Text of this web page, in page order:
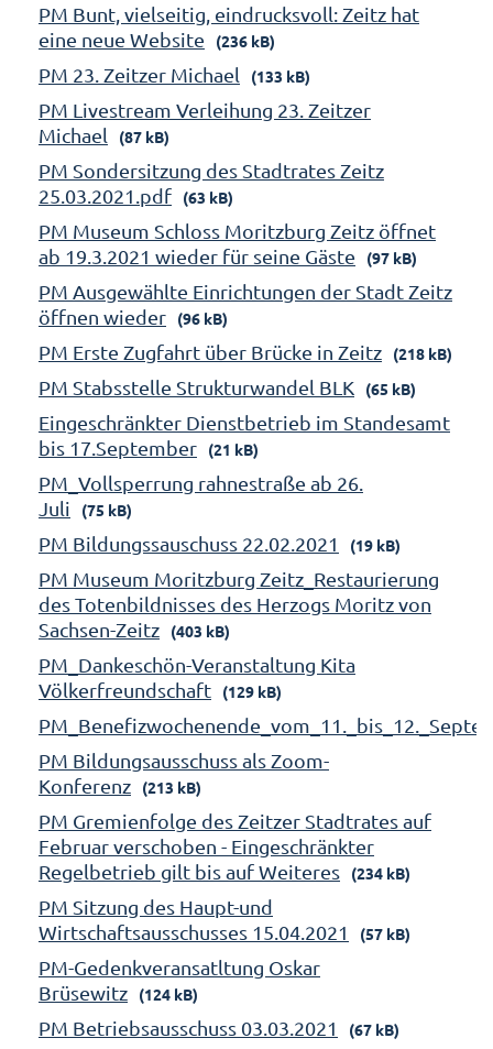
PM Bunt, vielseitig, eindrucksvoll: Zeitz hat
eine neue Website
(236 kB)
PM 23. Zeitzer Michael (133 kB)
PM Livestream Verleihung 23. Zeitzer
Michael
(87 kB)
PM Sondersitzung des Stadtrates Zeitz
25.03.2021.pdf
(63 kB)
PM Museum Schloss Moritzburg Zeitz öffnet
ab 19.3.2021 wieder für seine Gäste
(97 kB)
PM Ausgewählte Einrichtungen der Stadt Zeitz
öffnen wieder
(96 kB)
PM Erste Zugfahrt über Brücke in Zeitz (218 kB)
PM Stabsstelle Strukturwandel BLK (65 kB)
Eingeschränkter Dienstbetrieb im Standesamt
bis 17.September
(21 kB)
PM_Vollsperrung rahnestraße ab 26.
Juli
(75 kB)
PM Bildungssauschuss 22.02.2021 (19 kB)
PM Museum Moritzburg Zeitz_Restaurierung
des Totenbildnisses des Herzogs Moritz von
Sachsen-Zeitz
(403 kB)
PM_Dankeschön-Veranstaltung Kita
Völkerfreundschaft
(129 kB)
PM Bildungsausschuss als Zoom-
Konferenz
(213 kB)
PM Gremienfolge des Zeitzer Stadtrates auf
Februar verschoben - Eingeschränkter
Regelbetrieb gilt bis auf Weiteres
(234 kB)
PM Sitzung des Haupt-und
Wirtschaftsausschusses 15.04.2021
(57 kB)
PM-Gedenkveransatltung Oskar
Brüsewitz
(124 kB)
PM Betriebsausschuss 03.03.2021 (67 kB)